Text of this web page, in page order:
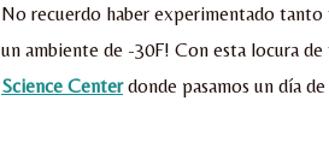
No recuerdo haber experimentado
un ambiente de -30F! Con esta locura
Science Centerdonde pasamos un día